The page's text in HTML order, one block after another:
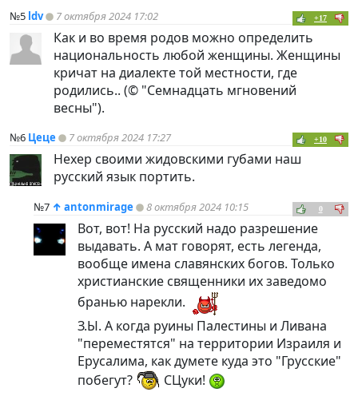
№5 ldv 7 октября 2024 17:02 +17
Как и во время родов можно определить
национальность любой женщины. Женщины
кричат на диалекте той местности, где
родились.. (© "Семнадцать мгновений
весны").
№6 Цеце 7 октября 2024 17:27 +10
Нехер своими жидовскими губами наш
русский язык портить.
№7 ↑ antonmirage 8 октября 2024 10:15 0
Вот, вот! На русский надо разрешение
выдавать. А мат говорят, есть легенда,
вообще имена славянских богов. Только
христианские священники их заведомо
бранью нарекли.
З.Ы. А когда руины Палестины и Ливана
"переместятся" на территории Израиля и
Ерусалима, как думете куда это "Грусские"
побегут?
СЦуки!